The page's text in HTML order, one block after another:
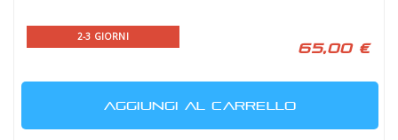
2-3 GIORNI
65,00 €
AGGIUNGI AL CARRELLO